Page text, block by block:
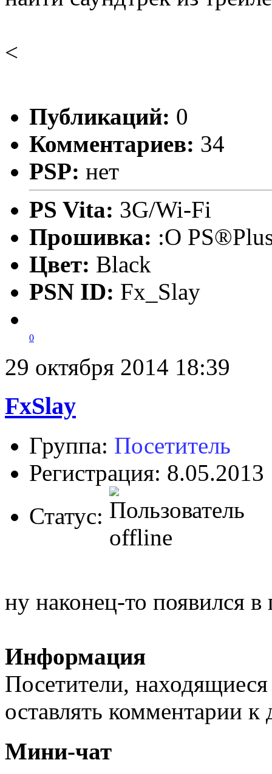
<
Публикаций: 0
Комментариев: 34
PSP: нет
PS Vita: 3G/Wi-Fi
Прошивка: :O
Цвет: Black
PSN ID: Fx_Slay
0
29 октября 2014 18:39
FxSlay
Группа: Посетитель
Регистрация: 8.05.2013
Статус:
ну наконец-то появился в
Информация
Посетители,
оставлять комментарии
Мини-чат